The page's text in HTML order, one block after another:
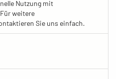
Nutzung mit
weitere
Sie uns einfach.